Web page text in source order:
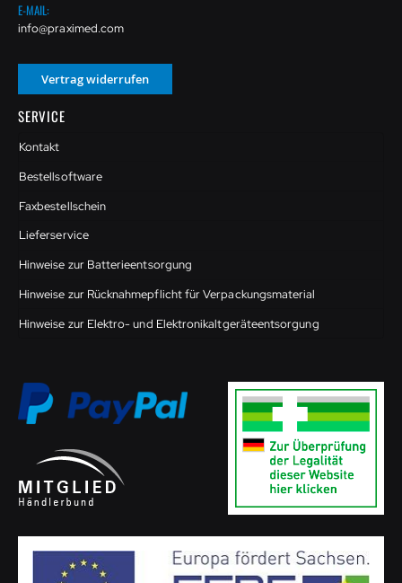
E-MAIL:
info@praximed.com
Vertrag widerrufen
SERVICE
Kontakt
Bestellsoftware
Faxbestellschein
Lieferservice
Hinweise zur Batterieentsorgung
Hinweise zur Rücknahmepflicht für Verpackungsmaterial
Hinweise zur Elektro- und Elektronikaltgeräteentsorgung